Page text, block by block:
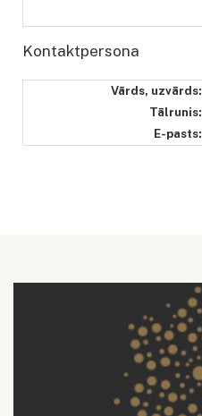
Kontaktpersona
Vārds, uzvārds:
Tālrunis:
E-pasts: